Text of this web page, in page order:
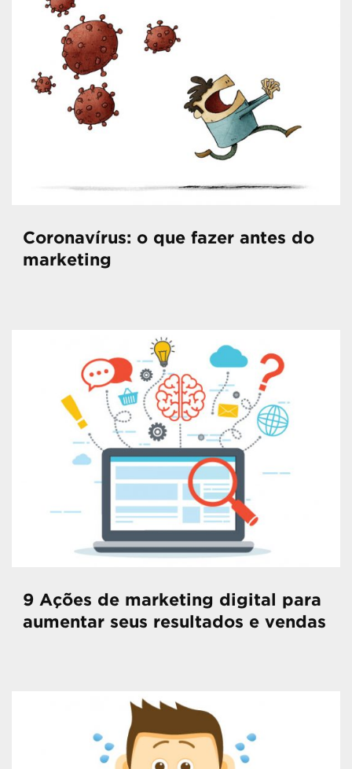
Coronavírus: o que fazer antes do
marketing
9 Ações de marketing digital para
aumentar seus resultados e vendas